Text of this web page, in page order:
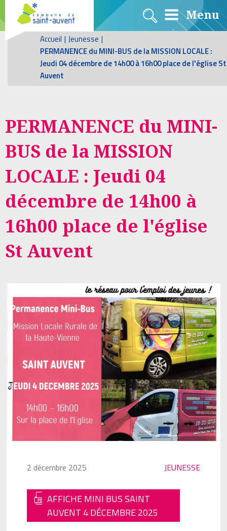
Menu
Accueil | Jeunesse |
PERMANENCE du MINI-BUS de la MISSION LOCALE :
Jeudi 04 décembre de 14h00 à 16h00 place de l'église St
Auvent
PERMANENCE du MINI-
BUS de la MISSION
LOCALE : Jeudi 04
décembre de 14h00 à
16h00 place de l'église
St Auvent
2 décembre 2025 JEUNESSE
AFFICHE MINI BUS SAINT
AUVENT 4 DÉCEMBRE 2025